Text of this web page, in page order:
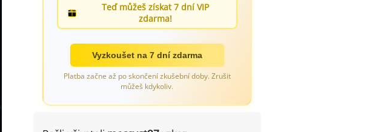
Teď můžeš získat 7 dní VIP
zdarma!
Vyzkoušet na 7 dní zdarma
Platba začne až po skončení zkušební doby. Zrušit
můžeš kdykoliv.